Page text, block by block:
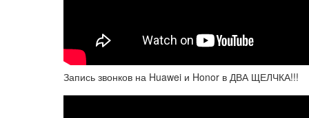
Запись звонков на Huawei и Honor в ДВА ЩЕЛЧКА!!!